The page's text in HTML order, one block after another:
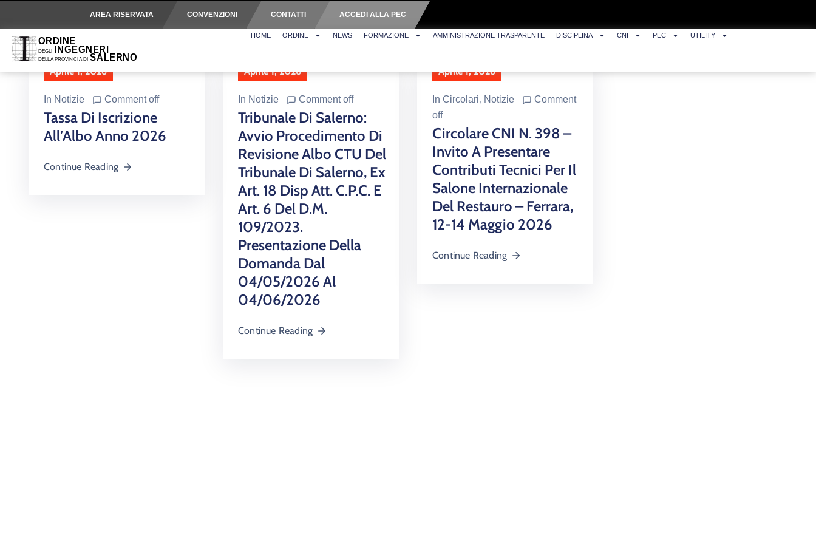
AREA RISERVATA CONVENZIONI CONTATTI ACCEDI ALLA PEC
HOME ORDINE NEWS FORMAZIONE AMMINISTRAZIONE TRASPARENTE DISCIPLINA CNI PEC UTILITY
Aprile 1, 2026
In Notizie Comment off
Tassa Di Iscrizione
All’Albo Anno 2026
Continue Reading
Aprile 1, 2026
In Notizie Comment off
Tribunale Di Salerno:
Avvio Procedimento Di
Revisione Albo CTU Del
Tribunale Di Salerno, Ex
Art. 18 Disp Att. C.p.c. E
Art. 6 Del D.M.
109/2023.
Presentazione Della
Domanda Dal
04/05/2026 Al
04/06/2026
Continue Reading
Aprile 1, 2026
In Circolari‚ Notizie
Comment
off
Circolare CNI N. 398 –
Invito A Presentare
Contributi Tecnici Per Il
Salone Internazionale
Del Restauro – Ferrara,
12-14 Maggio 2026
Continue Reading